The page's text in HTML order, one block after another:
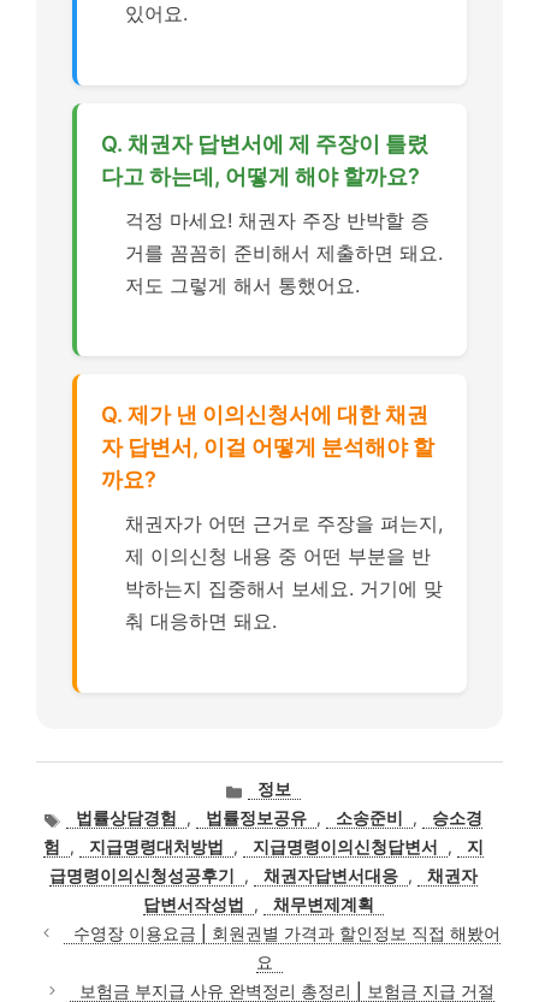
있어요.
Q. 채권자 답변서에 제 주장이 틀렸
다고 하는데, 어떻게 해야 할까요?
걱정 마세요! 채권자 주장 반박할 증
거를 꼼꼼히 준비해서 제출하면 돼요.
저도 그렇게 해서 통했어요.
Q. 제가 낸 이의신청서에 대한 채권
자 답변서, 이걸 어떻게 분석해야 할
까요?
채권자가 어떤 근거로 주장을 펴는지,
제 이의신청 내용 중 어떤 부분을 반
박하는지 집중해서 보세요. 거기에 맞
춰 대응하면 돼요.
카
테
고
리
정보
태법률상담경험 , 법률정보공유 , 소송준비 ,
승소경
험
, 지급명령대처방법 , 지급명령이의신청답변서 ,
지
급명령이의신청성공후기
, 채권자답변서대응 ,
채권자
답변서작성법
,
채무변제계획
수영장 이용요금 | 회원권별 가격과 할인정보 직접 해봤어
요
보험금 부지급 사유 완벽정리 총정리 | 보험금 지급 거절